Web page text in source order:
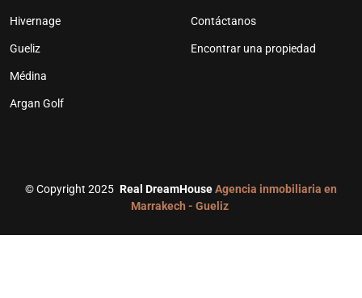
Hivernage
Gueliz
Médina
Argan Golf
Contáctanos
Encontrar una propiedad
©Copyright 2025 Real DreamHouseAgencia inmobiliaria en
Marrakech - Gueliz